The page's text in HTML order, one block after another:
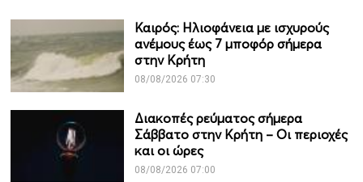
Καιρός: Ηλιοφάνεια με ισχυρούς
ανέμους έως 7 μποφόρ σήμερα
στην Κρήτη
08/08/2026 07:30
Διακοπές ρεύματος σήμερα
Σάββατο στην Κρήτη – Οι περιοχές
και οι ώρες
08/08/2026 07:00